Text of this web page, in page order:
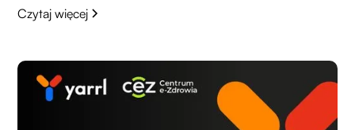
Czytaj więcej